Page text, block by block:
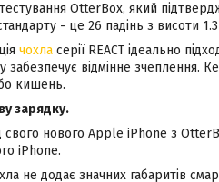
OtterBox, який
- це 26 падінь з висоти
чохла серії REACT ідеально
забезпечує відмінне зчеплення.
кишень.
зарядку.
свого нового Apple iPhone з
iPhone.
не додає значних габаритів